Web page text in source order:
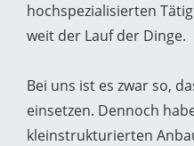
hochspezialisierten
weit der Lauf der Dinge.
Bei uns ist es zwar so,
einsetzen. Dennoch
kleinstrukturierten